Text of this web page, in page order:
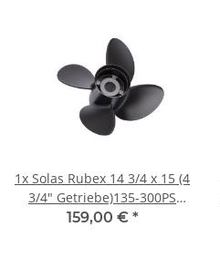
1x Solas Rubex 14 3/4 x 15 (4
3/4" Getriebe)135-300PS
Rechtsdrehend Aluminium
159,00 € *